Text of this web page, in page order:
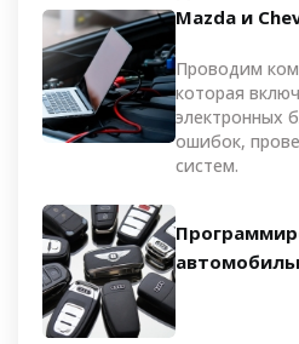
Mazda и
Проводим
которая
электронных
ошибок,
систем.